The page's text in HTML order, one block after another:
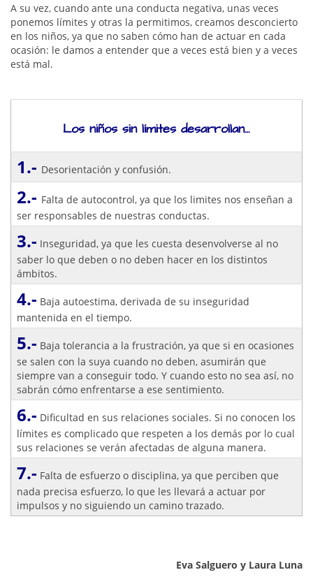
A su vez, cuando ante una conducta negativa, unas veces
ponemos límites y otras la permitimos, creamos desconcierto
en los niños, ya que no saben cómo han de actuar en cada
ocasión: le damos a entender que a veces está bien y a veces
está mal.
Los niños sin límites desarrollan…
1.- Desorientación y confusión.
2.- Falta de autocontrol, ya que los limites nos enseñan a
ser responsables de nuestras conductas.
3.- Inseguridad, ya que les cuesta desenvolverse al no
saber lo que deben o no deben hacer en los distintos
ámbitos.
4.- Baja autoestima, derivada de su inseguridad
mantenida en el tiempo.
5.- Baja tolerancia a la frustración, ya que si en ocasiones
se salen con la suya cuando no deben, asumirán que
siempre van a conseguir todo. Y cuando esto no sea así, no
sabrán cómo enfrentarse a ese sentimiento.
6.- Dificultad en sus relaciones sociales. Si no conocen los
límites es complicado que respeten a los demás por lo cual
sus relaciones se verán afectadas de alguna manera.
7.- Falta de esfuerzo o disciplina, ya que perciben que
nada precisa esfuerzo, lo que les llevará a actuar por
impulsos y no siguiendo un camino trazado.
Eva Salguero y Laura Luna